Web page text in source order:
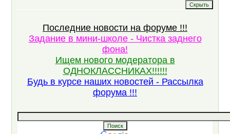
Последние новости на форуме !!!
Задание в мини-школе - Чистка заднего
фона!
Ищем нового модератора в
ОДНОКЛАССНИКАХ!!!!!!
Будь в курсе наших новостей - Рассылка
форума !!!